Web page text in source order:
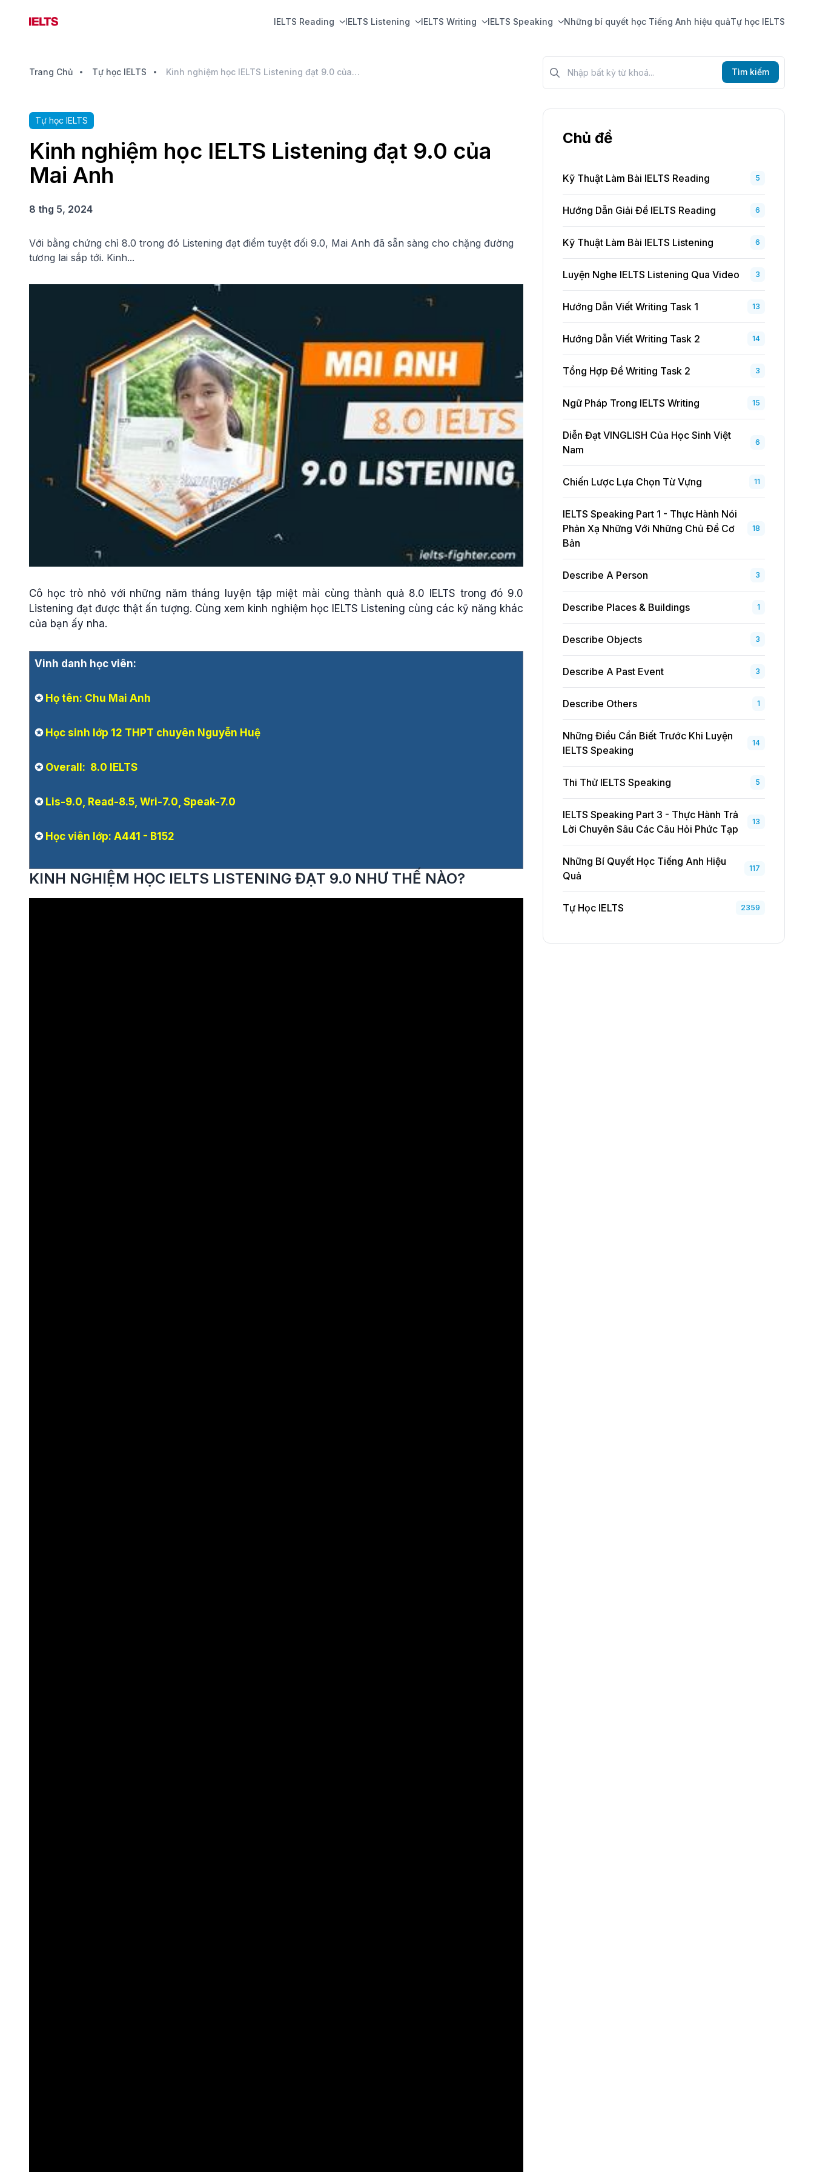
IELTS Reading IELTS Listening IELTS Writing IELTS Speaking Những bí quyết học Tiếng Anh hiệu quảTự học IELTS
Trang Chủ Tự học IELTS Kinh nghiệm học IELTS Listening đạt 9.0 của Mai Anh
Tự học IELTS
Kinh nghiệm học IELTS Listening đạt 9.0 của
Mai Anh
8 thg 5, 2024
Với bằng chứng chỉ 8.0 trong đó Listening đạt điểm tuyệt đối 9.0, Mai Anh đã sẵn sàng cho chặng đường
tương lai sắp tới. Kinh...
Cô học trò nhỏ với những năm tháng luyện tập miệt mài cùng thành quả 8.0 IELTS trong đó 9.0
Listening đạt được thật ấn tượng. Cùng xem kinh nghiệm học IELTS Listening cùng các kỹ năng khác
của bạn ấy nha.
Vinh danh học viên:
✪ Họ tên: Chu Mai Anh
✪ Học sinh lớp 12 THPT chuyên Nguyễn Huệ
✪Overall: 8.0 IELTS
✪Lis-9.0, Read-8.5, Wri-7.0, Speak-7.0
✪Học viên lớp: A441 - B152
KINH NGHIỆM HỌC IELTS LISTENING ĐẠT 9.0 NHƯ THẾ NÀO?
Tìm kiếm?>
Tìm kiếm
Chủ đề
Kỹ Thuật Làm Bài IELTS Reading 5
Hướng Dẫn Giải Đề IELTS Reading 6
Kỹ Thuật Làm Bài IELTS Listening 6
Luyện Nghe IELTS Listening Qua Video 3
Hướng Dẫn Viết Writing Task 1 13
Hướng Dẫn Viết Writing Task 2 14
Tổng Hợp Đề Writing Task 2 3
Ngữ Pháp Trong IELTS Writing 15
Diễn Đạt VINGLISH Của Học Sinh Việt
Nam
6
Chiến Lược Lựa Chọn Từ Vựng 11
IELTS Speaking Part 1 - Thực Hành Nói
Phản Xạ Những Với Những Chủ Đề Cơ
Bản
18
Describe A Person 3
Describe Places & Buildings 1
Describe Objects 3
Describe A Past Event 3
Describe Others 1
Những Điều Cần Biết Trước Khi Luyện
IELTS Speaking
14
Thi Thử IELTS Speaking 5
IELTS Speaking Part 3 - Thực Hành Trả
Lời Chuyên Sâu Các Câu Hỏi Phức Tạp
13
Những Bí Quyết Học Tiếng Anh Hiệu
Quả
117
Tự Học IELTS 2359